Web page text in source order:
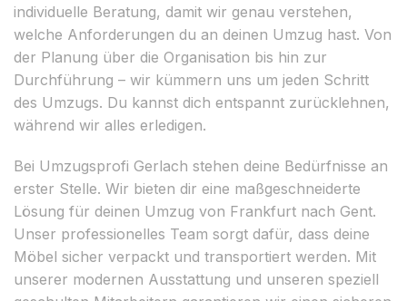
individuelle Beratung, damit wir genau verstehen,
welche Anforderungen du an deinen Umzug hast. Von
der Planung über die Organisation bis hin zur
Durchführung – wir kümmern uns um jeden Schritt
des Umzugs. Du kannst dich entspannt zurücklehnen,
während wir alles erledigen.
Bei Umzugsprofi Gerlach stehen deine Bedürfnisse an
erster Stelle. Wir bieten dir eine maßgeschneiderte
Lösung für deinen Umzug von Frankfurt nach Gent.
Unser professionelles Team sorgt dafür, dass deine
Möbel sicher verpackt und transportiert werden. Mit
unserer modernen Ausstattung und unseren speziell